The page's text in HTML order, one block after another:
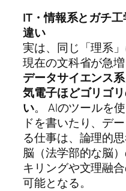
IT・情報系とガチ
違い
実は、同じ「理系
現在の文科省が急
データサイエンス
気電子ほどゴリゴ
い。 AIのツールを
ドを書いたり、デ
る仕事は、論理的
脳（法学部的な脳
キリングや文理融
可能となる。